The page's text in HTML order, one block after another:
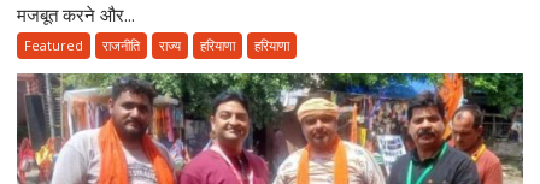
सेवाओं
का
होगा
विस्तार,
मजबूत करने और...
Featured राजनीति राज्य हरियाणा हरियाणा